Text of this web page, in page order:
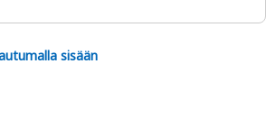
sisään